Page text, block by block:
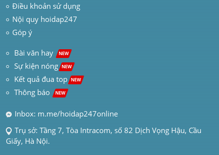
Điều khoản sử dụng
Nội quy hoidap247
Góp ý
Bài văn hay NEW
Sự kiện nóng NEW
Kết quả đua top NEW
Thông báo NEW
Inbox: m.me/hoidap247online
Trụ sở: Tầng 7, Tòa Intracom, số 82 Dịch Vọng Hậu, Cầu
Giấy, Hà Nội.